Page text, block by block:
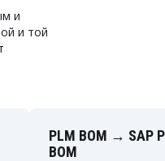
и
и той
PLM BOM → SAP
BOM